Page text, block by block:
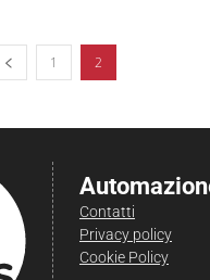
1 2
Contatti
Privacy policy
Cookie Policy